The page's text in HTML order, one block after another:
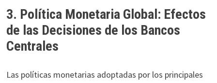
3. Política Monetaria Global: Efectos
de las Decisiones de los Bancos
Centrales
Las políticas monetarias adoptadas por los principales